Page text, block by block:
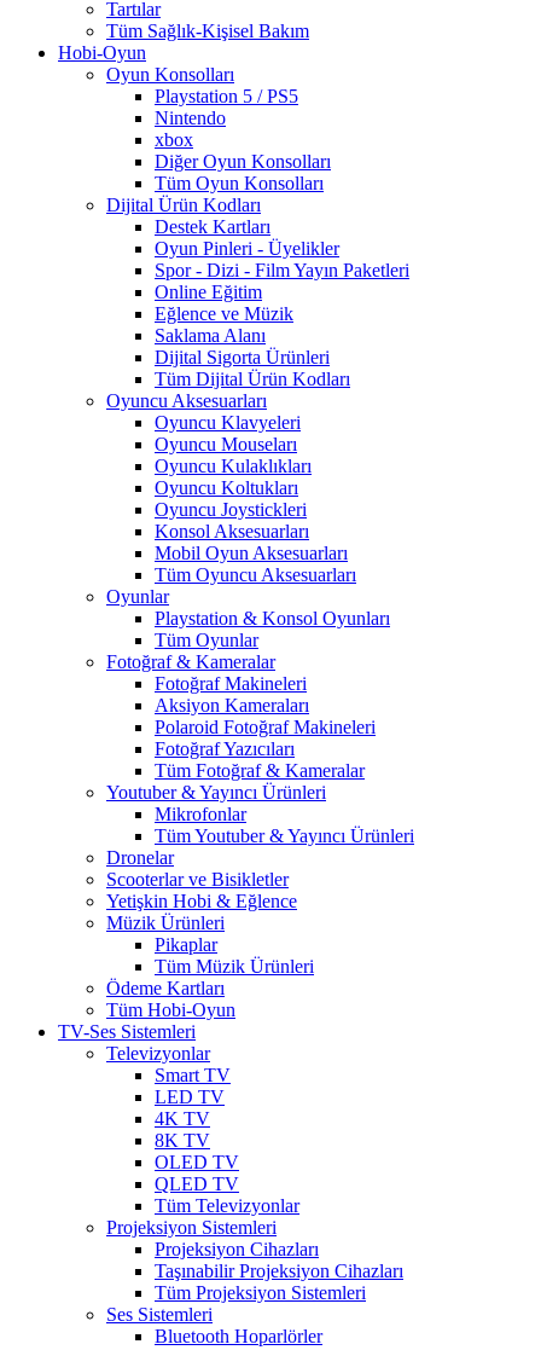
Tartılar
Tüm Sağlık-Kişisel Bakım
Hobi-Oyun
Oyun Konsolları
Playstation 5 / PS5
Nintendo
xbox
Diğer Oyun Konsolları
Tüm Oyun Konsolları
Dijital Ürün Kodları
Destek Kartları
Oyun Pinleri - Üyelikler
Spor - Dizi - Film Yayın Paketleri
Online Eğitim
Eğlence ve Müzik
Saklama Alanı
Dijital Sigorta Ürünleri
Tüm Dijital Ürün Kodları
Oyuncu Aksesuarları
Oyuncu Klavyeleri
Oyuncu Mouseları
Oyuncu Kulaklıkları
Oyuncu Koltukları
Oyuncu Joystickleri
Konsol Aksesuarları
Mobil Oyun Aksesuarları
Tüm Oyuncu Aksesuarları
Oyunlar
Playstation & Konsol Oyunları
Tüm Oyunlar
Fotoğraf & Kameralar
Fotoğraf Makineleri
Aksiyon Kameraları
Polaroid Fotoğraf Makineleri
Fotoğraf Yazıcıları
Tüm Fotoğraf & Kameralar
Youtuber & Yayıncı Ürünleri
Mikrofonlar
Tüm Youtuber & Yayıncı Ürünleri
Dronelar
Scooterlar ve Bisikletler
Yetişkin Hobi & Eğlence
Müzik Ürünleri
Pikaplar
Tüm Müzik Ürünleri
Ödeme Kartları
Tüm Hobi-Oyun
TV-Ses Sistemleri
Televizyonlar
Smart TV
LED TV
4K TV
8K TV
OLED TV
QLED TV
Tüm Televizyonlar
Projeksiyon Sistemleri
Projeksiyon Cihazları
Taşınabilir Projeksiyon Cihazları
Tüm Projeksiyon Sistemleri
Ses Sistemleri
Bluetooth Hoparlörler